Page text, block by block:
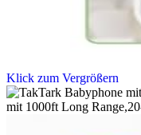
Klick zum Vergrößern